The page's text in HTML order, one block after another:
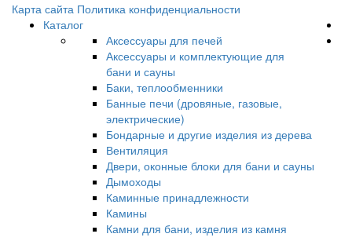
Карта сайта Политика конфиденциальности
Каталог
Аксессуары для печей
Аксессуары и комплектующие для
бани и сауны
Баки, теплообменники
Банные печи (дровяные, газовые,
электрические)
Бондарные и другие изделия из дерева
Вентиляция
Двери, оконные блоки для бани и сауны
Дымоходы
Каминные принадлежности
Камины
Камни для бани, изделия из камня